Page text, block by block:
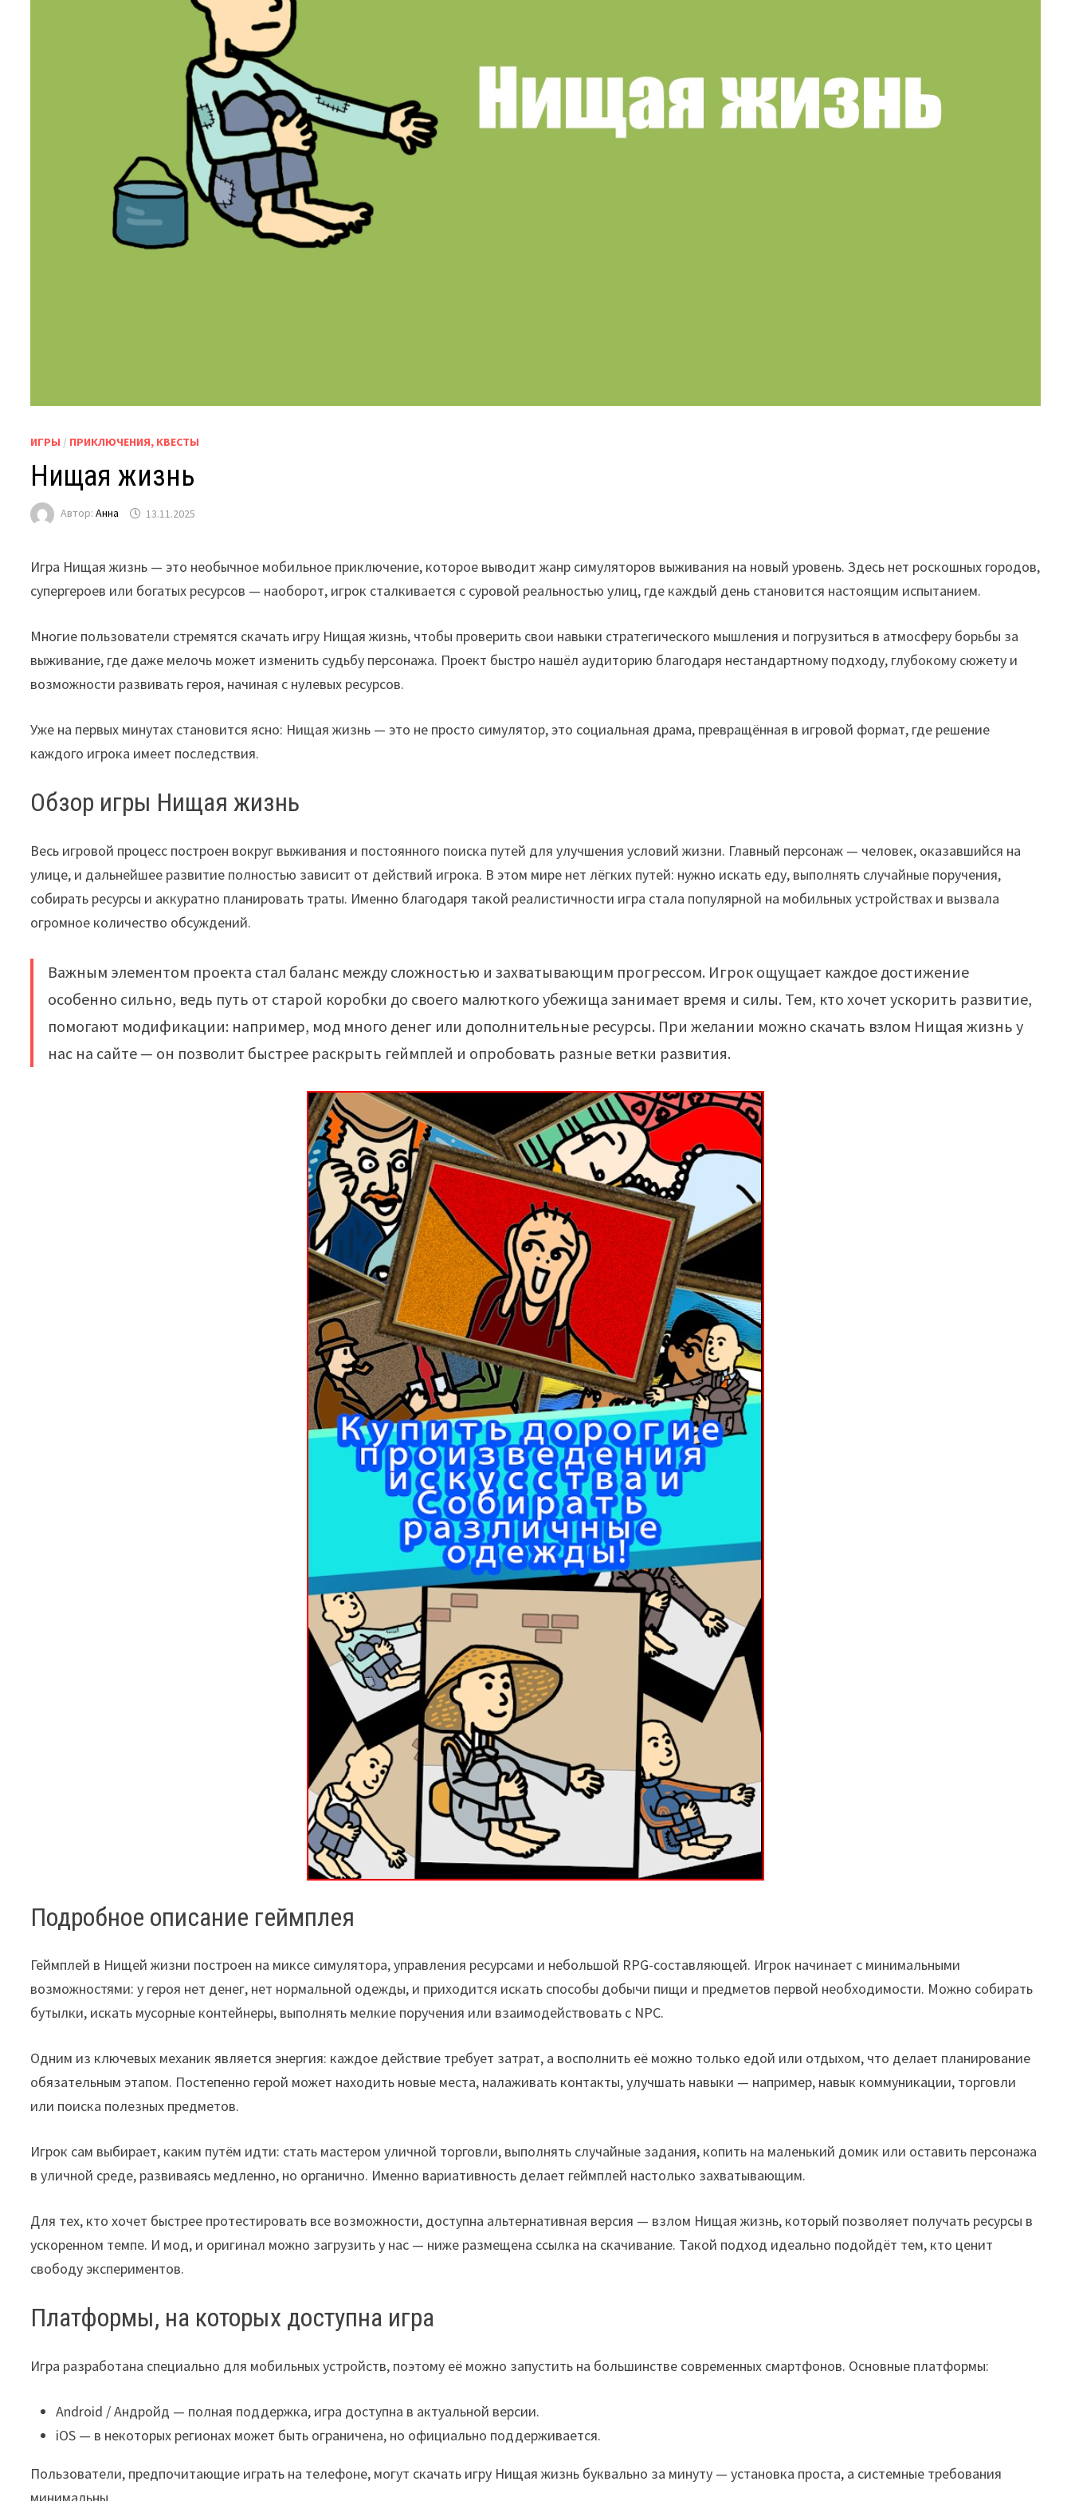
ИГРЫ / ПРИКЛЮЧЕНИЯ, КВЕСТЫ
Нищая жизнь
Автор:Анна 13.11.2025
Игра Нищая жизнь — это необычное мобильное приключение, которое выводит жанр симуляторов выживания на новый уровень. Здесь нет роскошных городов,
супергероев или богатых ресурсов — наоборот, игрок сталкивается с суровой реальностью улиц, где каждый день становится настоящим испытанием.
Многие пользователи стремятся скачать игру Нищая жизнь, чтобы проверить свои навыки стратегического мышления и погрузиться в атмосферу борьбы за
выживание, где даже мелочь может изменить судьбу персонажа. Проект быстро нашёл аудиторию благодаря нестандартному подходу, глубокому сюжету и
возможности развивать героя, начиная с нулевых ресурсов.
Уже на первых минутах становится ясно: Нищая жизнь — это не просто симулятор, это социальная драма, превращённая в игровой формат, где решение
каждого игрока имеет последствия.
Обзор игры Нищая жизнь
Весь игровой процесс построен вокруг выживания и постоянного поиска путей для улучшения условий жизни. Главный персонаж — человек, оказавшийся на
улице, и дальнейшее развитие полностью зависит от действий игрока. В этом мире нет лёгких путей: нужно искать еду, выполнять случайные поручения,
собирать ресурсы и аккуратно планировать траты. Именно благодаря такой реалистичности игра стала популярной на мобильных устройствах и вызвала
огромное количество обсуждений.
Важным элементом проекта стал баланс между сложностью и захватывающим прогрессом. Игрок ощущает каждое достижение
особенно сильно, ведь путь от старой коробки до своего малюткого убежища занимает время и силы. Тем, кто хочет ускорить развитие,
помогают модификации: например, мод много денег или дополнительные ресурсы. При желании можно скачать взлом Нищая жизнь у
нас на сайте — он позволит быстрее раскрыть геймплей и опробовать разные ветки развития.
Подробное описание геймплея
Геймплей в Нищей жизни построен на миксе симулятора, управления ресурсами и небольшой RPG-составляющей. Игрок начинает с минимальными
возможностями: у героя нет денег, нет нормальной одежды, и приходится искать способы добычи пищи и предметов первой необходимости. Можно собирать
бутылки, искать мусорные контейнеры, выполнять мелкие поручения или взаимодействовать с NPC.
Одним из ключевых механик является энергия: каждое действие требует затрат, а восполнить её можно только едой или отдыхом, что делает планирование
обязательным этапом. Постепенно герой может находить новые места, налаживать контакты, улучшать навыки — например, навык коммуникации, торговли
или поиска полезных предметов.
Игрок сам выбирает, каким путём идти: стать мастером уличной торговли, выполнять случайные задания, копить на маленький домик или оставить персонажа
в уличной среде, развиваясь медленно, но органично. Именно вариативность делает геймплей настолько захватывающим.
Для тех, кто хочет быстрее протестировать все возможности, доступна альтернативная версия — взлом Нищая жизнь, который позволяет получать ресурсы в
ускоренном темпе. И мод, и оригинал можно загрузить у нас — ниже размещена ссылка на скачивание. Такой подход идеально подойдёт тем, кто ценит
свободу экспериментов.
Платформы, на которых доступна игра
Игра разработана специально для мобильных устройств, поэтому её можно запустить на большинстве современных смартфонов. Основные платформы:
Android / Андройд — полная поддержка, игра доступна в актуальной версии.
iOS — в некоторых регионах может быть ограничена, но официально поддерживается.
Пользователи, предпочитающие играть на телефоне, могут скачать игру Нищая жизнь буквально за минуту — установка проста, а системные требования
минимальны.